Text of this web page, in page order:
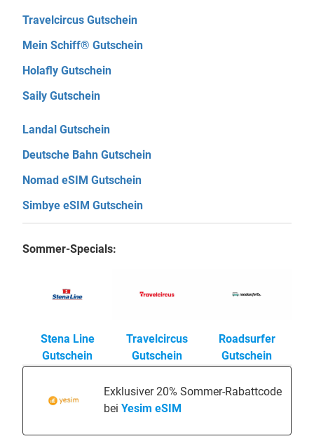
Travelcircus Gutschein
Mein Schiff® Gutschein
Holafly Gutschein
Saily Gutschein
Landal Gutschein
Deutsche Bahn Gutschein
Nomad eSIM Gutschein
Simbye eSIM Gutschein
Sommer-Specials:
Stena Line
Gutschein
Travelcircus
Gutschein
Roadsurfer
Gutschein
Exklusiver 20% Sommer-Rabattcode
bei Yesim eSIM